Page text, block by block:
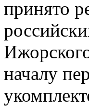
принято
началу